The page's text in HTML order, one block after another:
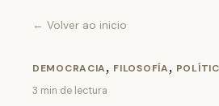
← Volver ao inicio
DEMOCRACIA, FILOSOFÍA,
3 min de lectura